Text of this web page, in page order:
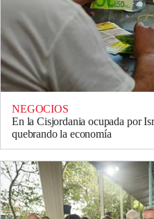
NEGOCIOS
En la Cisjordania ocupada por
quebrando la economía